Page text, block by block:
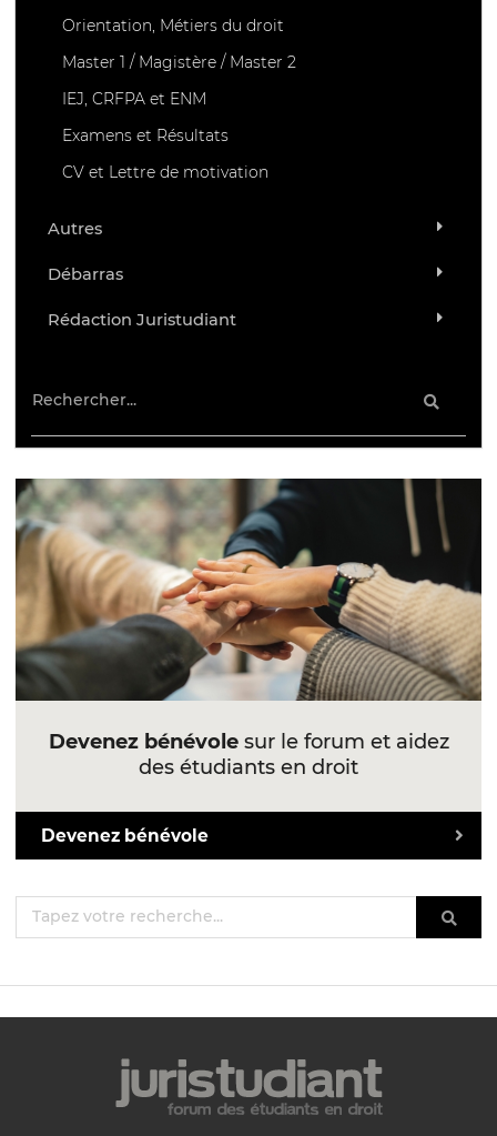
Orientation, Métiers du droit
Master 1 / Magistère / Master 2
IEJ, CRFPA et ENM
Examens et Résultats
CV et Lettre de motivation
Autres
Débarras
Rédaction Juristudiant
Devenez bénévolesur le forum et aidez
des étudiants en droit
Devenez bénévole